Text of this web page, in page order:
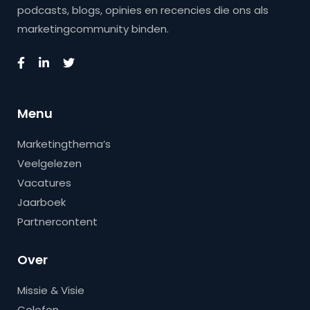
podcasts, blogs, opinies en recencies die ons als
marketingcommunity binden.
Menu
Marketingthema’s
Veelgelezen
Vacatures
Jaarboek
Partnercontent
Over
Missie & Visie